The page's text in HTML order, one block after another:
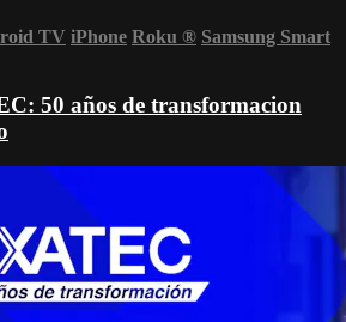
TV iPhone Roku ® Samsung Smart
50 años de transformacion